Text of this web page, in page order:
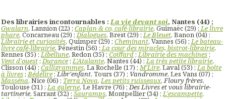
Des librairies incontournables :La vie devant soi, Nantes (44) ;
Gwalarn, Lannion (22) ; Caplan & co, café-librairie, Guimaëc (29) ;Le livre
phare, Concarneau (29) ;Dialogues, Brest (29) ;Le Bleuet, Banon (04) ;
Librairie et curiosités, Quimper (29) ; Cheminant, Vannes (56) ;Le bateau-
livre café-librairie, Pénestin (56) ;La cour des miracles, bistrot-librairie,
Rennes (35) ;Libellune, Redon (35) ;Coiffard;Librairie des machines;
Vent d'ouest;Durance;L'Atalante, Nantes (44) ;La très petite librairie,
Clisson (44) ;Calligrammes, La Rochelle (17) ;M'Lire, Laval (53) ;La boîte
à livres;Bédélire;Libr'enfant, Tours (37) ; Vandromme, Les Vans (07) ;
Masséna, Nice (06) ; Terra Nova,Les petits ruisseaux,Floury frères,
Toulouse (31) ;La galerne, Le Havre (76) ;Des Livres et vous librairie-
tartinerie, Sarrant (32) ;Sauramps, Montpellier (34) ;L'escampette,